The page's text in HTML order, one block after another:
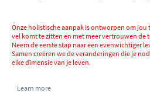
Onze holistische aanpak is ontworpen om jou
vel komt te zitten en met meer vertrouwen de
Neem de eerste stap naar een evenwichtiger
Samen creëren we de veranderingen die je
elke dimensie van je leven.
Learn more